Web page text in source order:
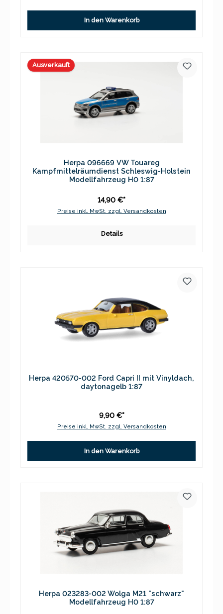
In den Warenkorb
Ausverkauft
Herpa 096669 VW Touareg
Kampfmittelräumdienst Schleswig-Holstein
Modellfahrzeug H0 1:87
14,90 €*
Preise inkl. MwSt. zzgl. Versandkosten
Details
Herpa 420570-002 Ford Capri II mit Vinyldach,
daytonagelb 1:87
9,90 €*
Preise inkl. MwSt. zzgl. Versandkosten
In den Warenkorb
Herpa 023283-002 Wolga M21 "schwarz"
Modellfahrzeug H0 1:87